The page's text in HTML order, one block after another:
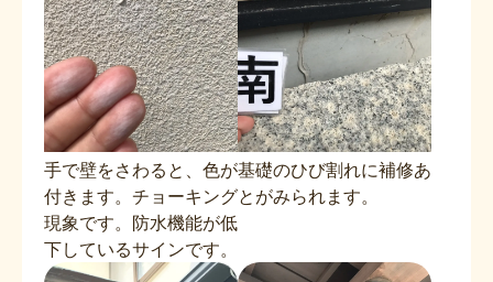
手で壁をさわると、色が
付きます。チョーキング
現象です。防水機能が低
下しているサインです。
基礎のひび割れに補修あ
とがみられます。